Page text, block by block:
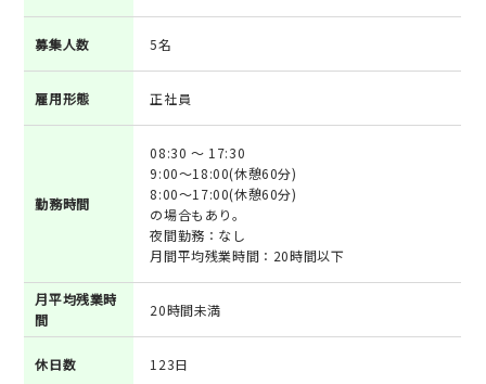
募集人数 5名
雇用形態 正社員
勤務時間
08:30 ～ 17:30
9:00～18:00(休憩60分)
8:00～17:00(休憩60分)
の場合もあり。
夜間勤務：なし
月間平均残業時間：20時間以下
月平均残業時
間
20時間未満
休日数 123日